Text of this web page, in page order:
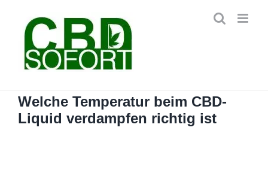
springen
Welche Temperatur beim CBD-
Liquid verdampfen richtig ist